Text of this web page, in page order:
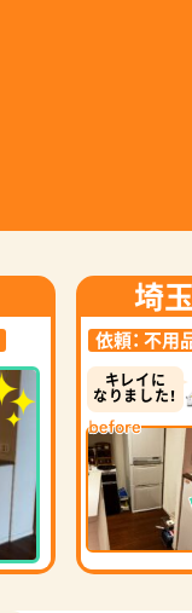
埼
依頼： 不用
キレイに
なりました！